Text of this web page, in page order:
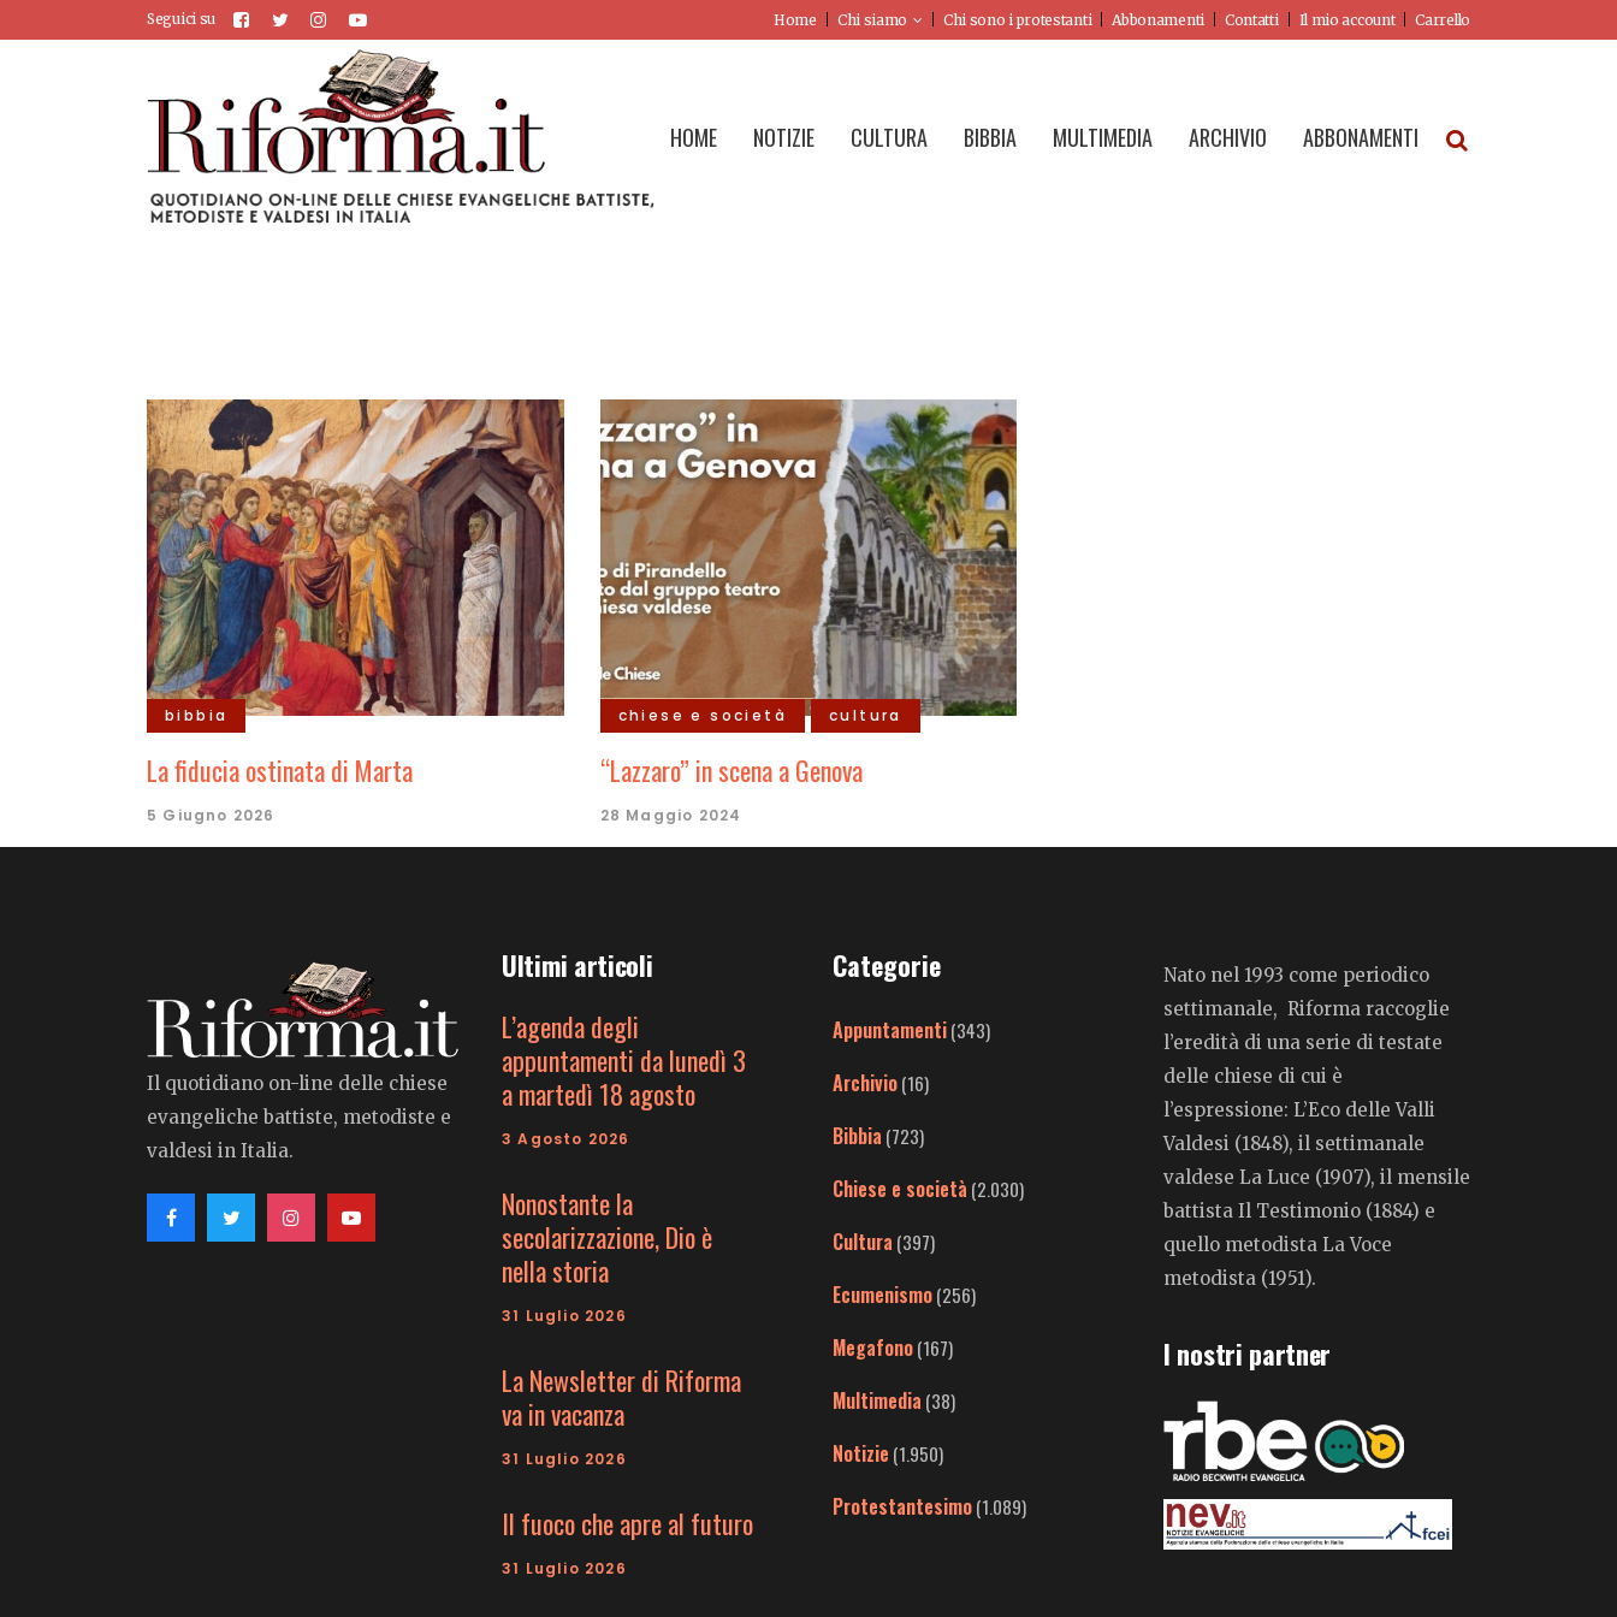
Seguici su Home Chi siamo Chi sono i protestanti Abbonamenti Contatti Il mio account Carrello
HOME NOTIZIE CULTURA BIBBIA MULTIMEDIA ARCHIVIO ABBONAMENTI
bibbia
La fiducia ostinata di Marta
5 Giugno 2026
chiese e società cultura
“Lazzaro” in scena a Genova
28 Maggio 2024
Il quotidiano on-line delle chiese
evangeliche battiste, metodiste e
valdesi in Italia.
Ultimi articoli
L’agenda degli
appuntamenti da lunedì 3
a martedì 18 agosto
3 Agosto 2026
Nonostante la
secolarizzazione, Dio è
nella storia
31 Luglio 2026
La Newsletter di Riforma
va in vacanza
31 Luglio 2026
Il fuoco che apre al futuro
31 Luglio 2026
Categorie
Appuntamenti(343)
Archivio(16)
Bibbia (723)
Chiese e società (2.030)
Cultura (397)
Ecumenismo(256)
Megafono(167)
Multimedia (38)
Notizie (1.950)
Protestantesimo(1.089)
Nato nel 1993 come periodico
settimanale, Riforma raccoglie
l’eredità di una serie di testate
delle chiese di cui è
l’espressione: L’Eco delle Valli
Valdesi (1848), il settimanale
valdese La Luce (1907), il mensile
battista Il Testimonio (1884) e
quello metodista La Voce
metodista (1951).
I nostri partner